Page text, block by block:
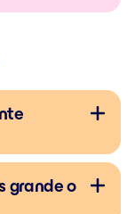
grande o